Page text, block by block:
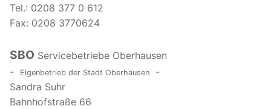
Tel.: 0208 377 0 612
Fax: 0208 3770624
SBO Servicebetriebe Oberhausen
-
Eigenbetrieb der Stadt Oberhausen
-
Sandra Suhr
Bahnhofstraße 66